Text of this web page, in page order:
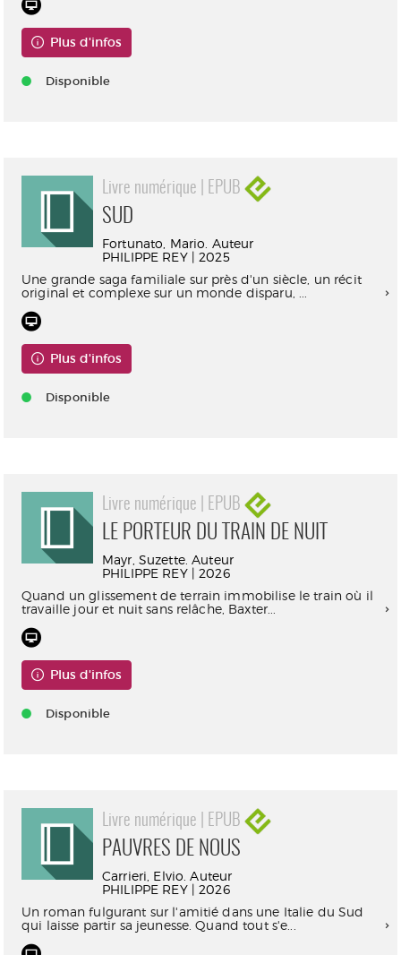
Plus d'infos
Disponible
Livre numérique | EPUB
SUD
Fortunato, Mario. Auteur
PHILIPPE REY | 2025
Une grande saga familiale sur près d'un siècle, un récit
original et complexe sur un monde disparu, ...
Plus d'infos
Disponible
Livre numérique | EPUB
LE PORTEUR DU TRAIN DE NUIT
Mayr, Suzette. Auteur
PHILIPPE REY | 2026
Quand un glissement de terrain immobilise le train où il
travaille jour et nuit sans relâche, Baxter...
Plus d'infos
Disponible
Livre numérique | EPUB
PAUVRES DE NOUS
Carrieri, Elvio. Auteur
PHILIPPE REY | 2026
Un roman fulgurant sur l'amitié dans une Italie du Sud
qui laisse partir sa jeunesse. Quand tout s'e...